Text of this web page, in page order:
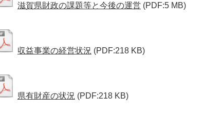
滋賀県財政の課題等と今後の運営 (PDF:5 MB)
収益事業の経営状況 (PDF:218 KB)
県有財産の状況 (PDF:218 KB)